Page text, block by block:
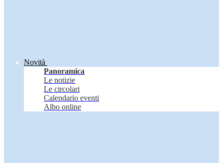
Novità
Panoramica
Le notizie
Le circolari
Calendario eventi
Albo online